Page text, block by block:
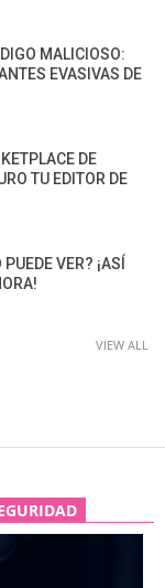
MALICIOSO:
EVASIVAS DE
DE
TU EDITOR DE
VER? ¡ASÍ
VIEW ALL